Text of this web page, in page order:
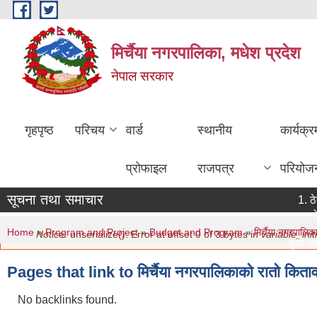
Skip to main content
मिर्चैया नगरपालिका, मधेश प्रदेश
नेपाल सरकार
गृहपृष्ठ परिचय वार्ड
प्रोफाइल
स्थानीय
राजपत्र
सूचना तथा समाचार
सूची
Error message
Notice: unserialize(): Error at offset 0 of 3 bytes in
You are here
Home »Program and Project»Budget and Program»मिर्चैया
Pages that link to मिर्चैया नगरपालिकाको रातो
No backlinks found.